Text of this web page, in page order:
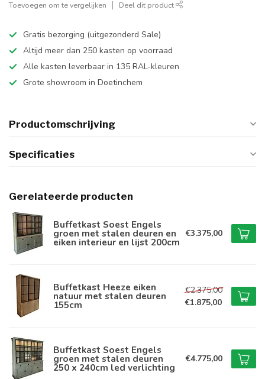
Toevoegen om te vergelijken Deel dit product
Gratis bezorging (uitgezonderd Sale)
Altijd meer dan 250 kasten op voorraad
Alle kasten leverbaar in 135 RAL-kleuren
Grote showroom in Doetinchem
Productomschrijving
Specificaties
Gerelateerde producten
Buffetkast Soest Engels
groen met stalen deuren en
eiken interieur en lijst 200cm
€3.375,00
Buffetkast Heeze eiken
natuur met stalen deuren
155cm
€2.375,00
€1.875,00
Buffetkast Soest Engels
groen met stalen deuren
250 x 240cm led verlichting
€4.775,00